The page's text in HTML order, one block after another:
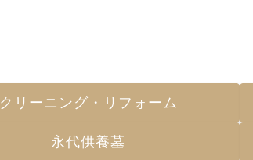
クリーニング・リフォーム
永代供養墓